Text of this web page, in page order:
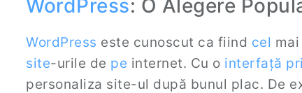
WordPress: O Alegere
WordPress este cunoscut ca fiind cel
site-urile de pe internet. Cu o interfață
personaliza site-ul după bunul plac. De